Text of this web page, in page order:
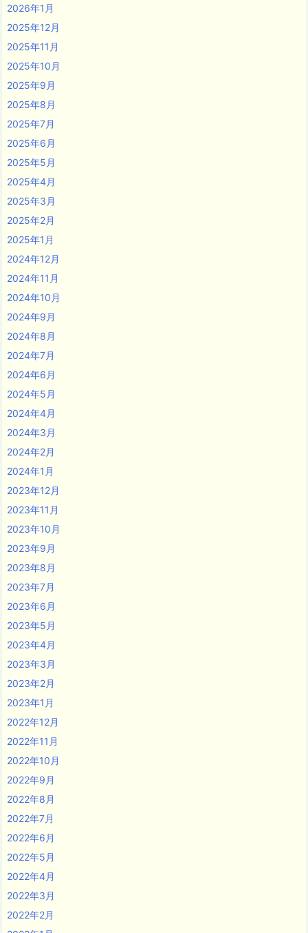
2026年1月
2025年12月
2025年11月
2025年10月
2025年9月
2025年8月
2025年7月
2025年6月
2025年5月
2025年4月
2025年3月
2025年2月
2025年1月
2024年12月
2024年11月
2024年10月
2024年9月
2024年8月
2024年7月
2024年6月
2024年5月
2024年4月
2024年3月
2024年2月
2024年1月
2023年12月
2023年11月
2023年10月
2023年9月
2023年8月
2023年7月
2023年6月
2023年5月
2023年4月
2023年3月
2023年2月
2023年1月
2022年12月
2022年11月
2022年10月
2022年9月
2022年8月
2022年7月
2022年6月
2022年5月
2022年4月
2022年3月
2022年2月